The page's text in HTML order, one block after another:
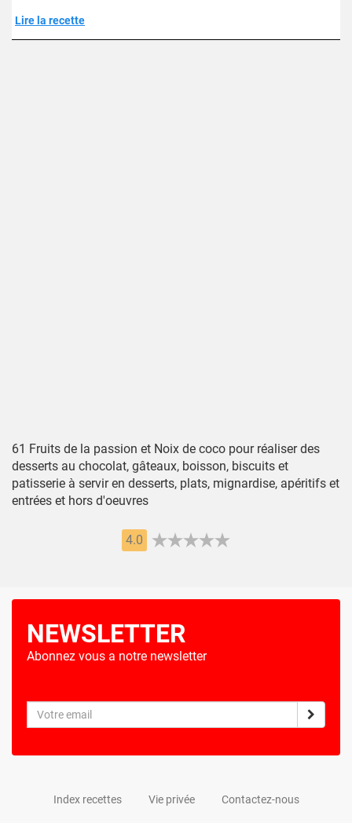
Lire la recette
61 Fruits de la passion et Noix de coco pour réaliser des
desserts au chocolat, gâteaux, boisson, biscuits et
patisserie à servir en desserts, plats, mignardise, apéritifs et
entrées et hors d'oeuvres
4.0
NEWSLETTER
Abonnez vous a notre newsletter
Index recettes Vie privée Contactez-nous